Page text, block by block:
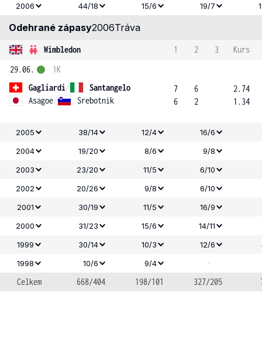
2006
44/18 15/6 19/7
Odehrané zápasy2006Tráva
Wimbledon 1 2 3
Kurs
29.06.
Gagliardi/
Santangelo
Asagoe/ Srebotnik
1K
7
6
6
2
2.74
1.34
2005 38/14 12/4 16/6
2004
19/20 8/6
9/8
2003
23/20 11/5 6/10
2002
20/26 9/8 6/10
2001
30/19 11/5 16/9
2000
31/23 15/6
14/11
1999
30/14 10/3 12/6
1998
10/6 9/4
-
Celkem
668/404 198/101 327/205